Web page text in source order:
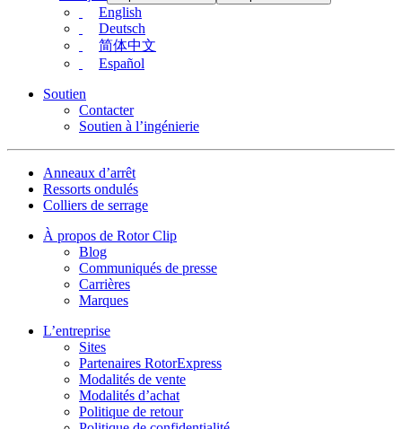
English
Deutsch
简体中文
Español
Soutien
Contacter
Soutien à l’ingénierie
Anneaux d’arrêt
Ressorts ondulés
Colliers de serrage
À propos de Rotor Clip
Blog
Communiqués de presse
Carrières
Marques
L’entreprise
Sites
Partenaires RotorExpress
Modalités de vente
Modalités d’achat
Politique de retour